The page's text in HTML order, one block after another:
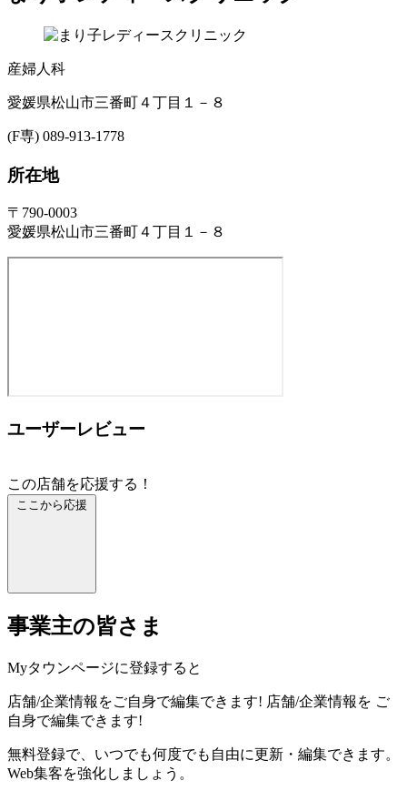
産婦人科
愛媛県松山市三番町４丁目１－８
(F専) 089-913-1778
所在地
〒790-0003
愛媛県松山市三番町４丁目１－８
ユーザーレビュー
この店舗を応援する！
ここから応援
事業主の皆さま
Myタウンページに登録すると
店舗/企業情報をご自身で編集できます! 店舗/企業情報を ご
自身で編集できます!
無料登録で、いつでも何度でも自由に更新・編集できます。
Web集客を強化しましょう。